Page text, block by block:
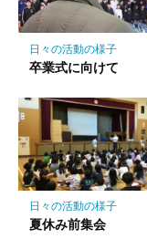
日々の活動の様子
卒業式に向けて
日々の活動の様子
夏休み前集会